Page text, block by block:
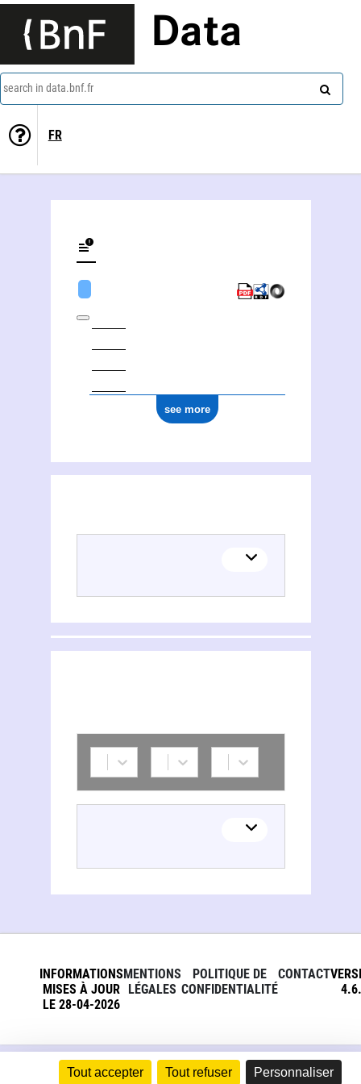
Tout accepter Tout refuser Personnaliser
Data
search in data.bnf.fr
FR
see more
INFORMATIONS
MISES À JOUR
LE 28-04-2026
MENTIONS
LÉGALES
POLITIQUE DE
CONFIDENTIALITÉ
CONTACT